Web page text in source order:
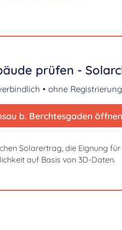
prüfen -
• ohne Registrierung
b. Berchtesgaden öffnen
Solarertrag, die Eignung
auf Basis von 3D-Daten.